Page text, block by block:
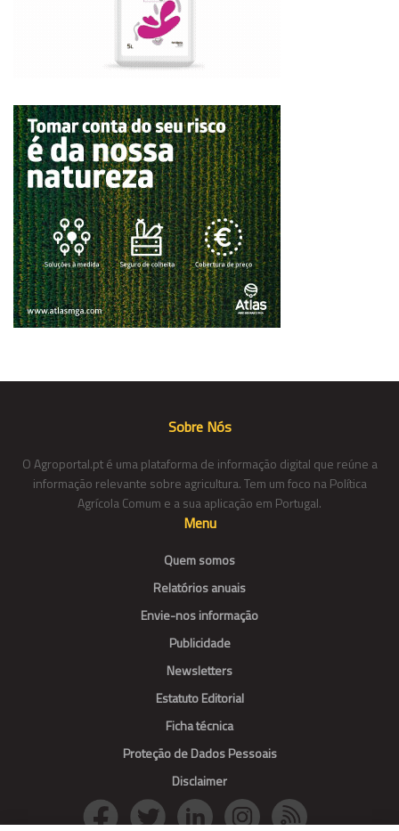
Sobre Nós
O Agroportal.pt é uma plataforma de informação digital que reúne a
informação relevante sobre agricultura. Tem um foco na Política
Agrícola Comum e a sua aplicação em Portugal.
Menu
Quem somos
Relatórios anuais
Envie-nos informação
Publicidade
Newsletters
Estatuto Editorial
Ficha técnica
Proteção de Dados Pessoais
Disclaimer